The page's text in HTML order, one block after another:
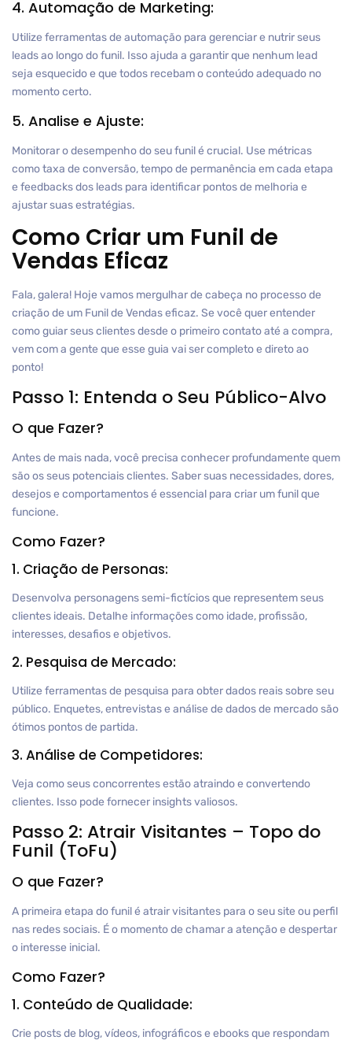
4. Automação de Marketing:
Utilize ferramentas de automação para gerenciar e nutrir seus
leads ao longo do funil. Isso ajuda a garantir que nenhum lead
seja esquecido e que todos recebam o conteúdo adequado no
momento certo.
5. Analise e Ajuste:
Monitorar o desempenho do seu funil é crucial. Use métricas
como taxa de conversão, tempo de permanência em cada etapa
e feedbacks dos leads para identificar pontos de melhoria e
ajustar suas estratégias.
Como Criar um Funil de
Vendas Eficaz
Fala, galera! Hoje vamos mergulhar de cabeça no processo de
criação de um Funil de Vendas eficaz. Se você quer entender
como guiar seus clientes desde o primeiro contato até a compra,
vem com a gente que esse guia vai ser completo e direto ao
ponto!
Passo 1: Entenda o Seu Público-Alvo
O que Fazer?
Antes de mais nada, você precisa conhecer profundamente quem
são os seus potenciais clientes. Saber suas necessidades, dores,
desejos e comportamentos é essencial para criar um funil que
funcione.
Como Fazer?
1. Criação de Personas:
Desenvolva personagens semi-fictícios que representem seus
clientes ideais. Detalhe informações como idade, profissão,
interesses, desafios e objetivos.
2. Pesquisa de Mercado:
Utilize ferramentas de pesquisa para obter dados reais sobre seu
público. Enquetes, entrevistas e análise de dados de mercado são
ótimos pontos de partida.
3. Análise de Competidores:
Veja como seus concorrentes estão atraindo e convertendo
clientes. Isso pode fornecer insights valiosos.
Passo 2: Atrair Visitantes – Topo do
Funil (ToFu)
O que Fazer?
A primeira etapa do funil é atrair visitantes para o seu site ou perfil
nas redes sociais. É o momento de chamar a atenção e despertar
o interesse inicial.
Como Fazer?
1. Conteúdo de Qualidade:
Crie posts de blog, vídeos, infográficos e ebooks que respondam